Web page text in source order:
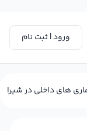
ورود | ثبت نام
های داخلی در شیراز